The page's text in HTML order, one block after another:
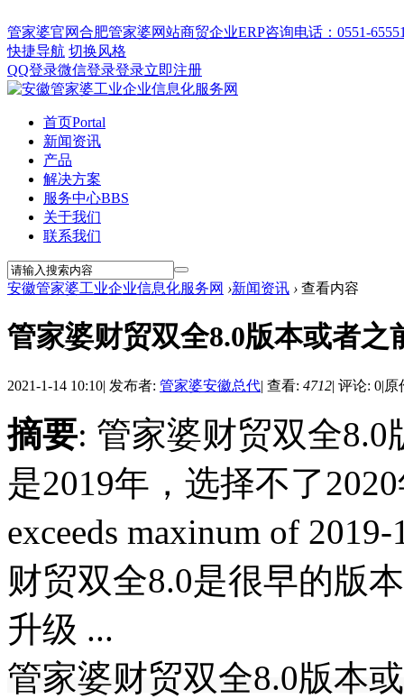
管家婆官网合肥管家婆网站商贸企业ERP咨询电话：0551-
快捷导航 切换风格
QQ登录微信登录登录立即注册
首页Portal
新闻资讯
产品
解决方案
服务中心BBS
关于我们
联系我们
安徽管家婆工业企业信息化服务网 ›新闻资讯 › 查看内容
管家婆财贸双全8.0版本或者之
2021-1-14 10:10| 发布者: 管家婆安徽总代| 查看: 4712| 评论: 0|原
摘要: 管家婆财贸双全
是2019年，选择不了
exceeds maxinum of
财贸双全8.0是很早的版
升级 ...
管家婆财贸双全8.0版本